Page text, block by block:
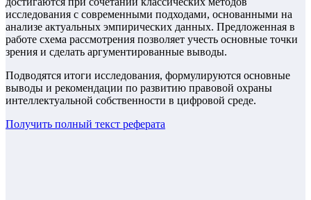
исследования с современными подходами, основанными на
анализе актуальных эмпирических данных. Предложенная в
работе схема рассмотрения позволяет учесть основные точки
зрения и сделать аргументированные выводы.
Подводятся итоги исследования, формулируются основные
выводы и рекомендации по развитию правовой охраны
интеллектуальной собственности в цифровой среде.
Получить полный текст реферата